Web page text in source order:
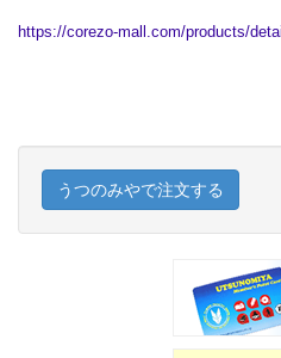
https://corezo-mall.com/products/
うつのみやで注文する